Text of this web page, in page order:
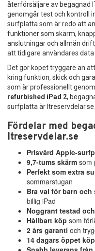
återförsäljare av begagnad
genomgår test och kontroll
surfplatta som är redo att
funktioner som skärm,
anslutningar och allmän
att tidigare användares data
Det gör köpet tryggare än
kring funktion, skick och
som är professionellt
refurbished iPad 2,
surfplatta är Itreservdelar.se
Fördelar med
Itreservdelar.se
Prisvärd Apple-
9,7-tums skärm som
Perfekt som extra
sommarstugan
Bra val för barn och
billig iPad
Noggrant testad
Hållbart köp som
2 års garanti och
14 dagars öppet köp